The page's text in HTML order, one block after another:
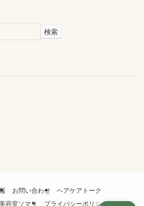
検索
お問い合わせ
ヘアケアトーク
容室ソマリ
プライバシーポリシー